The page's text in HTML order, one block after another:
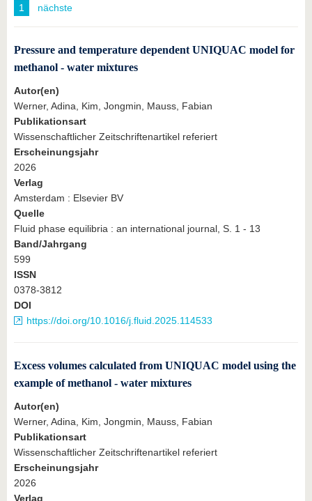
1 nächste
Pressure and temperature dependent UNIQUAC model for
methanol - water mixtures
Autor(en)
Werner, Adina, Kim, Jongmin, Mauss, Fabian
Publikationsart
Wissenschaftlicher Zeitschriftenartikel referiert
Erscheinungsjahr
2026
Verlag
Amsterdam : Elsevier BV
Quelle
Fluid phase equilibria : an international journal, S. 1 - 13
Band/Jahrgang
599
ISSN
0378-3812
DOI
https://doi.org/10.1016/j.fluid.2025.114533
Excess volumes calculated from UNIQUAC model using the
example of methanol - water mixtures
Autor(en)
Werner, Adina, Kim, Jongmin, Mauss, Fabian
Publikationsart
Wissenschaftlicher Zeitschriftenartikel referiert
Erscheinungsjahr
2026
Verlag